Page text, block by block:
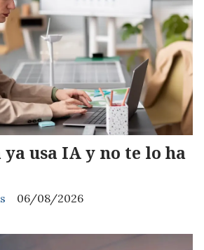
usa IA y no te lo ha
06/08/2026